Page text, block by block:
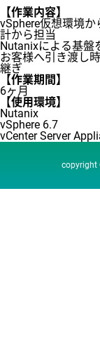
【作業内容】
vSphere仮想環境
計から担当
Nutanixによる基盤
お客様へ引き渡し
継ぎ
【作業期間】
6ヶ月
【使用環境】
Nutanix
vSphere 6.7
vCenter Server
copyright